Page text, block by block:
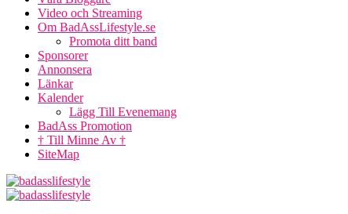
Video och Streaming
Om BadAssLifestyle.se
Promota ditt band
Sponsorer
Annonsera
Länkar
Kalender
Lägg Till Evenemang
BadAss Promotion
† Till Minne Av †
SiteMap